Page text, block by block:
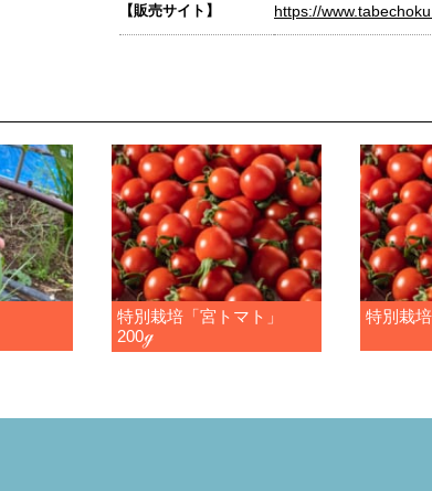
【販売サイト】 https://
特別栽培「宮トマト」
200ℊ
特別栽